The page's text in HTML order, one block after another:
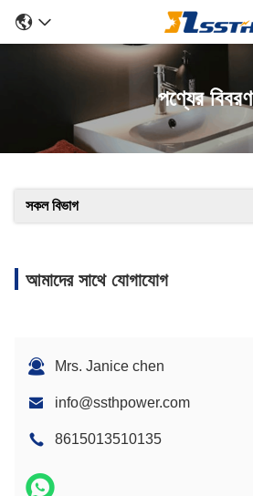
পণ্যের বিবরণ
সকল বিভাগ
আমাদের সাথে যোগাযোগ
Mrs. Janice chen
info@ssthpower.com
8615013510135